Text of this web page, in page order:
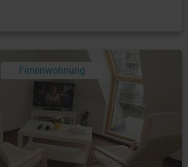
Ferienwohnung
Foto: © booking.com